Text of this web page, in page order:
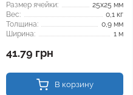
Размер ячейки:
25x25 мм
Вес:
0,1 кг
Толщина:
0,9 мм
Ширина:
1 м
41.79 грн
В корзину